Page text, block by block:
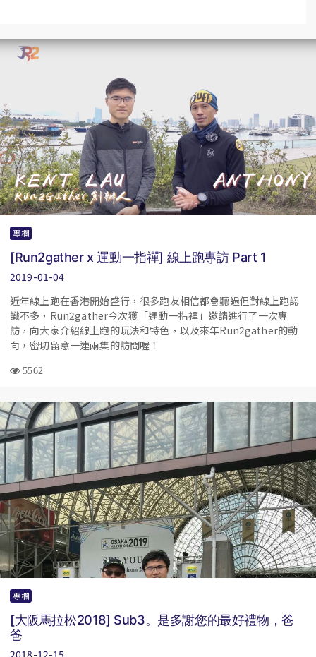
專欄
[Run2gather x 運動一指禪] 線上跑專訪 Part 1
2019-01-04
近年線上跑在香港開始盛行，很多跑友相信都會聽過但對線上跑認
識不多，Run2gather今次獲「運動一指禪」邀請進行了一次專
訪，向大家介紹線上跑的玩法和特色，以及來年Run2gather的動
向，密切留意一連兩集的訪問喔！
5562
專欄
[大阪馬拉松2018] Sub3。是多謝您的最好禮物，爸
爸
2018-12-15